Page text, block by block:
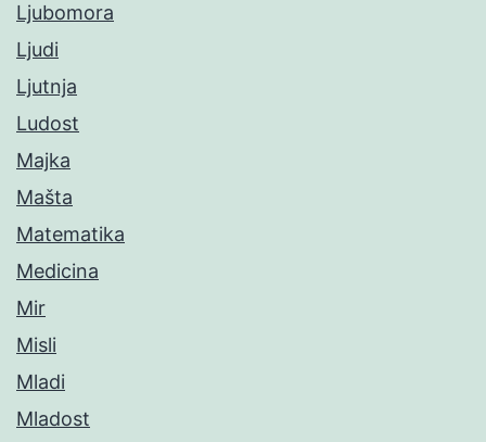
Ljubomora
Ljudi
Ljutnja
Ludost
Majka
Mašta
Matematika
Medicina
Mir
Misli
Mladi
Mladost